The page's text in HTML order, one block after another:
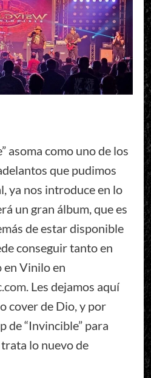
asoma como uno de los
que pudimos
ya nos introduce en lo
un gran álbum, que es
de estar disponible
conseguir tanto en
en Vinilo en
. Les dejamos aquí
cover de Dio, y por
de “Invincible” para
lo nuevo de